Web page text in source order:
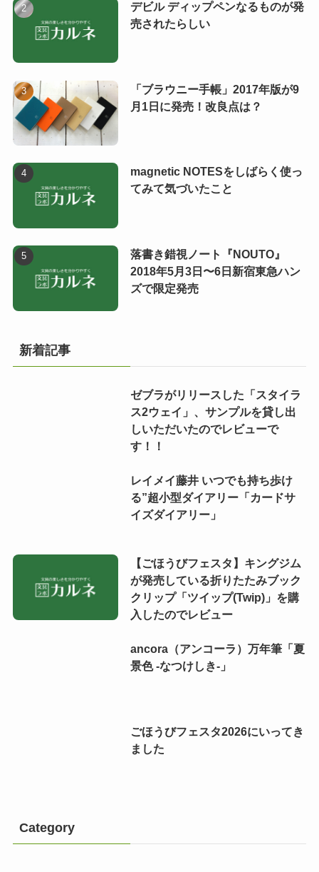
デビル ディップペンなるものが発
売されたらしい
「ブラウニー手帳」2017年版が9
月1日に発売！改良点は？
magnetic NOTESをしばらく使っ
てみて気づいたこと
落書き錯視ノート『NOUTO』
2018年5月3日〜6日新宿東急ハン
ズで限定発売
新着記事
ゼブラがリリースした「スタイラ
ス2ウェイ」、サンプルを貸し出
しいただいたのでレビューで
す！！
レイメイ藤井 いつでも持ち歩け
る”超小型ダイアリー「カードサ
イズダイアリー」
【ごほうびフェスタ】キングジム
が発売している折りたたみブック
クリップ「ツイップ(Twip)」を購
入したのでレビュー
ancora（アンコーラ）万年筆「夏
景色 -なつけしき-」
ごほうびフェスタ2026にいってき
ました
Category